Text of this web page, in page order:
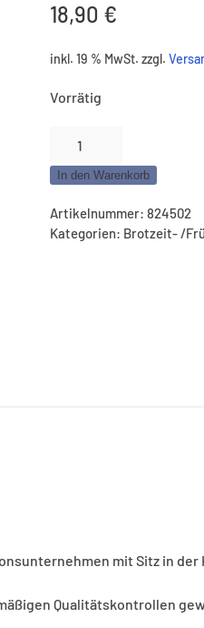
18,90 €
inkl. 19 % MwSt. zzgl.
Vorrätig
schmal
Klinge
In den Warenkorb
Artikelnummer: 824502
Kategorien: Brotzeit- /
mit Sitz in
Qualitätskontrollen